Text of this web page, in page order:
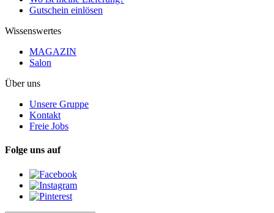
Gutschein einlösen
Wissenswertes
MAGAZIN
Salon
Über uns
Unsere Gruppe
Kontakt
Freie Jobs
Folge uns auf